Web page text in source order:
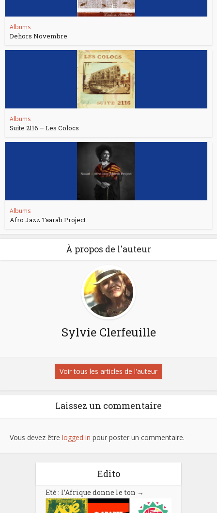
Albums
Dehors Novembre
Albums
Suite 2116 – Les Colocs
Albums
Afro Jazz Taarab Project
À propos de l'auteur
Sylvie Clerfeuille
Voir tous les articles de l'auteur
Laissez un commentaire
Vous devez être logged in pour poster un commentaire.
Edito
Eté : l’Afrique donne le ton →